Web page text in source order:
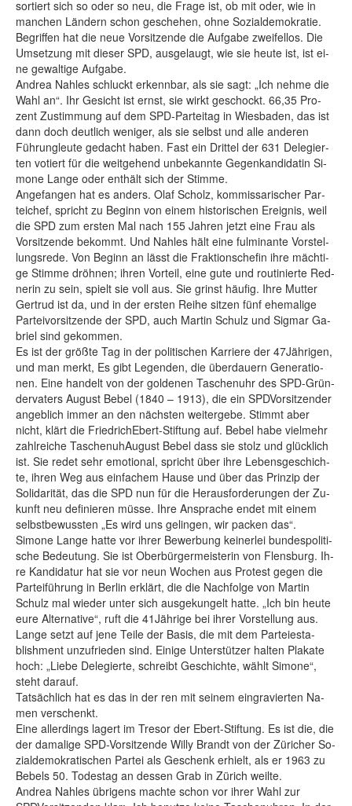
sor­tiert sich so oder so neu, die Fra­ge ist, ob mit oder, wie in
man­chen Län­dern schon ge­sche­hen, oh­ne So­zi­al­de­mo­kra­tie.
Be­grif­fen hat die neue Vor­sit­zen­de die Auf­ga­be zwei­fel­los. Die
Um­set­zung mit die­ser SPD, aus­ge­laugt, wie sie heu­te ist, ist ei­
ne ge­wal­ti­ge Auf­ga­be.
Andrea Nah­les schluckt er­kenn­bar, als sie sagt: „Ich neh­me die
Wahl an“. Ihr Ge­sicht ist ernst, sie wirkt ge­schockt. 66,35 Pro­
zent Zu­stim­mung auf dem SPD-Par­tei­tag in Wies­ba­den, das ist
dann doch deut­lich we­ni­ger, als sie selbst und al­le an­de­ren
Führun­g­leu­te ge­dacht ha­ben. Fast ein Drit­tel der 631 De­le­gier­
ten vo­tiert für die weit­ge­hend un­be­kann­te Ge­gen­kan­di­da­tin Si­
mo­ne Lan­ge oder ent­hält sich der Stim­me.
An­ge­fan­gen hat es an­ders. Olaf Scholz, kom­mis­sa­ri­scher Par­
tei­chef, spricht zu Be­ginn von ei­nem his­to­ri­schen Er­eig­nis, weil
die SPD zum ers­ten Mal nach 155 Jah­ren jetzt ei­ne Frau als
Vor­sit­zen­de be­kommt. Und Nah­les hält ei­ne ful­mi­nan­te Vor­stel­
lungs­re­de. Von Be­ginn an lässt die Frak­ti­ons­che­fin ih­re mäch­ti­
ge Stim­me dröh­nen; ih­ren Vor­teil, ei­ne gu­te und rou­ti­nier­te Red­
ne­rin zu sein, spielt sie voll aus. Sie grinst häu­fig. Ih­re Mut­ter
Ger­trud ist da, und in der ers­ten Rei­he sit­zen fünf ehe­ma­li­ge
Par­tei­vor­sit­zen­de der SPD, auch Mar­tin Schulz und Sig­mar Ga­
b­ri­el sind ge­kom­men.
Es ist der größ­te Tag in der po­li­ti­schen Kar­rie­re der 47Jäh­ri­gen,
und man merkt, Es gibt Le­gen­den, die über­dau­ern Ge­ne­ra­tio­
nen. Ei­ne han­delt von der gol­de­nen Ta­schen­uhr des SPD-Grün­
der­va­ters Au­gust Be­bel (1840 – 1913), die ein SPDVor­sit­zen­der
an­geb­lich im­mer an den nächs­ten wei­ter­ge­be. Stimmt aber
nicht, klärt die Fried­richEbert-Stif­tung auf. Be­bel ha­be viel­mehr
zahl­rei­che Ta­schen­u­hAu­gust Be­bel dass sie stolz und glück­lich
ist. Sie re­det sehr emo­tio­nal, spricht über ih­re Le­bens­ge­schich­
te, ih­ren Weg aus ein­fa­chem Hau­se und über das Prin­zip der
So­li­da­ri­tät, das die SPD nun für die Her­aus­for­de­run­gen der Zu­
kunft neu de­fi­nie­ren müs­se. Ih­re An­spra­che en­det mit ei­nem
selbst­be­wuss­ten „Es wird uns ge­lin­gen, wir pa­cken das“.
Si­mo­ne Lan­ge hat­te vor ih­rer Be­wer­bung kei­ner­lei bun­des­po­li­ti­
sche Be­deu­tung. Sie ist Ober­bür­ger­meis­te­rin von Flens­burg. Ih­
re Kan­di­da­tur hat sie vor neun Wo­chen aus Pro­test ge­gen die
Par­tei­füh­rung in Ber­lin er­klärt, die die Nach­fol­ge von Mar­tin
Schulz mal wie­der un­ter sich aus­ge­kun­gelt hat­te. „Ich bin heu­te
eu­re Al­ter­na­ti­ve“, ruft die 41Jäh­ri­ge bei ih­rer Vor­stel­lung aus.
Lan­ge setzt auf je­ne Tei­le der Ba­sis, die mit dem Par­tei­e­sta­
blish­ment un­zu­frie­den sind. Ei­ni­ge Un­ter­stüt­zer hal­ten Pla­ka­te
hoch: „Lie­be De­le­gier­te, schreibt Ge­schich­te, wählt Si­mo­ne“,
steht dar­auf.
Tat­säch­lich hat es das in der ren mit sei­nem ein­gra­vier­ten Na­
men ver­schenkt.
Ei­ne al­ler­dings la­gert im Tre­sor der Ebert-Stif­tung. Es ist die, die
der da­ma­li­ge SPD-Vor­sit­zen­de Wil­ly Brandt von der Zü­ri­cher So­
zi­al­de­mo­kra­ti­schen Par­tei als Ge­schenk er­hielt, als er 1963 zu
Be­bels 50. To­des­tag an des­sen Gr­ab in Zü­rich weil­te.
Andrea Nah­les üb­ri­gens mach­te schon vor ih­rer Wahl zur